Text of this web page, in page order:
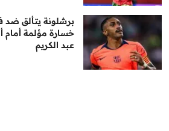
برشلونة يتألق
خسارة مؤلمة أمام
عبد الكريم